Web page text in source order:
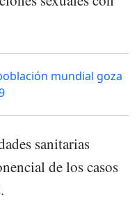
mundial goza
sanitarias
de los casos